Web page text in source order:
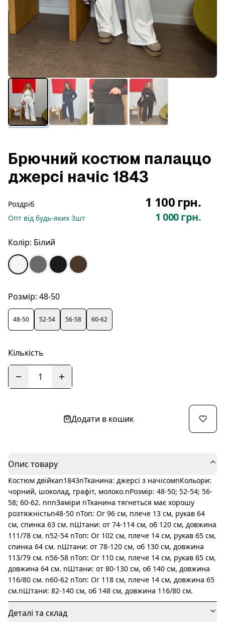
Брючний костюм палаццо
джерсі начіс 1843
Роздріб 1 100 грн.
Опт від будь-яких 3шт 1 000 грн.
Колір: Білий
Розмір: 48-50
48-50 52-54 56-58 60-62
Кількість
1
Додати в кошик
Опис товару
Костюм двійкаn1843nТканина: джерсі з начісомnКольори:
чорний, шоколад, графіт, молоко.nРозмір: 48-50; 52-54; 56-
58; 60-62. nnnЗаміри nТканина тягнеться має хорошу
розтяжністьn48-50 nТоп: Ог 96 см, плече 13 см, рукав 64
см, спинка 63 см. nШтани: от 74-114 см, об 120 см, довжина
111/78 см. n52-54 nТоп: Ог 102 см, плече 14 см, рукав 65 см,
спинка 64 см. nШтани: от 78-120 см, об 130 см, довжина
113/79 см. n56-58 nТоп: Ог 110 см, плече 14 см, рукав 65 см,
довжина 64 см. nШтани: от 80-130 см, об 140 см, довжина
116/80 см. n60-62 nТоп: Ог 118 см, плече 14 см, довжина 65
см.nШтани: 82-140 см, об 148 см, довжина 116/80 см.
Деталі та склад